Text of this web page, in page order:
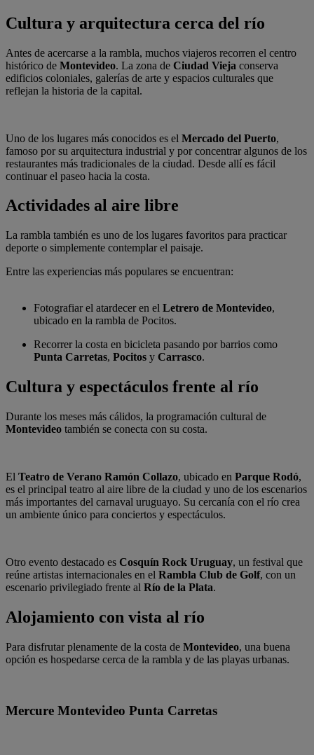
Cultura y arquitectura cerca del río
Antes de acercarse a la rambla, muchos viajeros recorren el centro
histórico de Montevideo. La zona de Ciudad Vieja conserva
edificios coloniales, galerías de arte y espacios culturales que
reflejan la historia de la capital.
Uno de los lugares más conocidos es el Mercado del Puerto,
famoso por su arquitectura industrial y por concentrar algunos de los
restaurantes más tradicionales de la ciudad. Desde allí es fácil
continuar el paseo hacia la costa.
Actividades al aire libre
La rambla también es uno de los lugares favoritos para practicar
deporte o simplemente contemplar el paisaje.
Entre las experiencias más populares se encuentran:
Fotografiar el atardecer en el Letrero de Montevideo,
ubicado en la rambla de Pocitos.
Recorrer la costa en bicicleta pasando por barrios como
Punta Carretas, Pocitos y Carrasco.
Cultura y espectáculos frente al río
Durante los meses más cálidos, la programación cultural de
Montevideo también se conecta con su costa.
El Teatro de Verano Ramón Collazo, ubicado en Parque Rodó,
es el principal teatro al aire libre de la ciudad y uno de los escenarios
más importantes del carnaval uruguayo. Su cercanía con el río crea
un ambiente único para conciertos y espectáculos.
Otro evento destacado es Cosquín Rock Uruguay, un festival que
reúne artistas internacionales en el Rambla Club de Golf, con un
escenario privilegiado frente al Río de la Plata.
Alojamiento con vista al río
Para disfrutar plenamente de la costa de Montevideo, una buena
opción es hospedarse cerca de la rambla y de las playas urbanas.
Mercure Montevideo Punta Carretas